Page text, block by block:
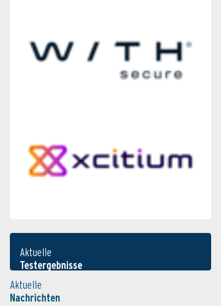
Aktuelle
Testergebnisse
Aktuelle
Nachrichten